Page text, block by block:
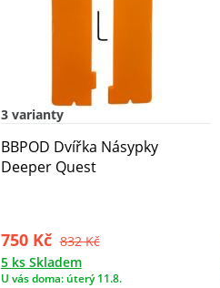
3 varianty
BBPOD Dvířka Násypky
Deeper Quest
750 Kč 832 Kč
5 ks Skladem
U vás doma: úterý 11.8.